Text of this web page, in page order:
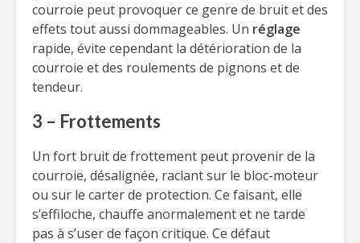
courroie peut provoquer ce genre de bruit et des
effets tout aussi dommageables. Un réglage
rapide, évite cependant la détérioration de la
courroie et des roulements de pignons et de
tendeur.
3 – Frottements
Un fort bruit de frottement peut provenir de la
courroie, désalignée, raclant sur le bloc-moteur
ou sur le carter de protection. Ce faisant, elle
s’effiloche, chauffe anormalement et ne tarde
pas à s’user de façon critique. Ce défaut